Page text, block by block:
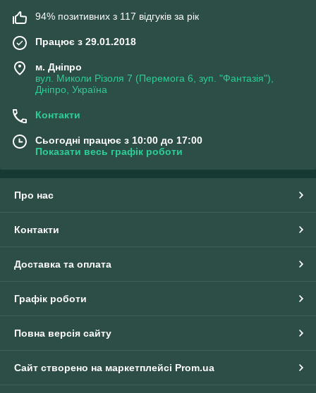
94% позитивних з 117 відгуків за рік
Працює з 29.01.2018
м. Дніпро
вул. Миколи Різоля 7 (Перемога 6, зуп. "Фантазія"),
Дніпро, Україна
Контакти
Сьогодні працює з 10:00 до 17:00
Показати весь графік роботи
Про нас
Контакти
Доставка та оплата
Графік роботи
Повна версія сайту
Сайт створено на маркетплейсі Prom.ua